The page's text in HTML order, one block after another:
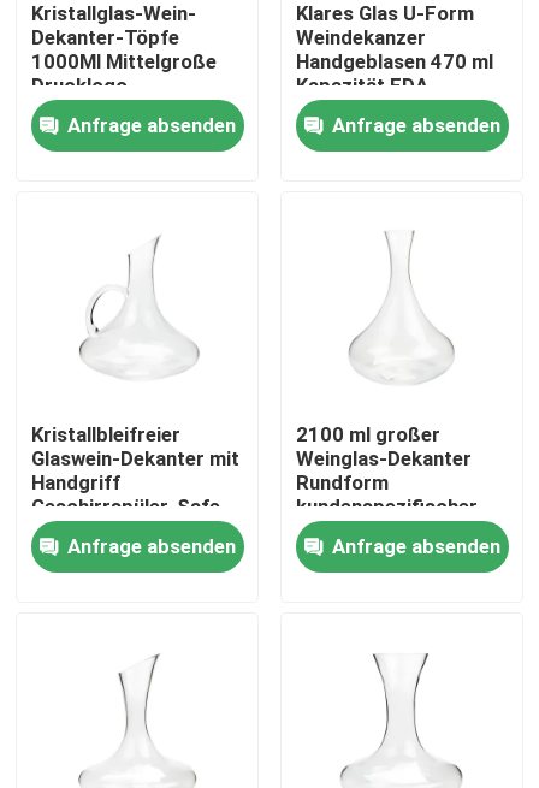
Zu Hause
Werksbesichtigung
Kontakt mit uns
Bitte um ein Angebot
Glas-Votivkerzenhalter
Glasdiffusor-Flaschen
Kristallglas-Wein-
Dekanter-Töpfe
1000Ml Mittelgroße
Drucklogo
Anfrage absenden
Klares Glas U-Form
Weindekanzer
Handgeblasen 470 ml
Kapazität FDA
Anfrage absenden
Kristallbleifreier
Glaswein-Dekanter mit
Handgriff
Geschirrspüler-Safe
Anfrage absenden
2100 ml großer
Weinglas-Dekanter
Rundform
kundenspezifischer
Weindekanter
Anfrage absenden